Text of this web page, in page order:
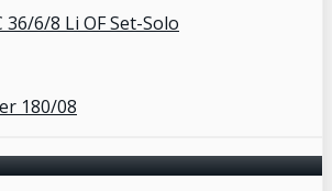
36/6/8 Li OF Set-Solo
180/08